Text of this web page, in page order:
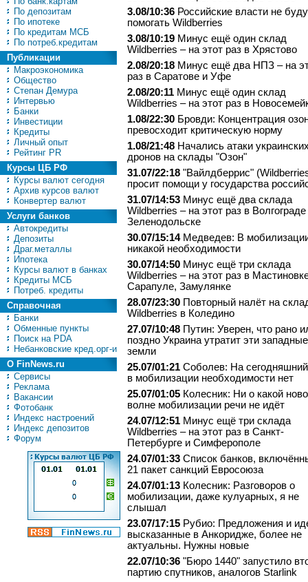
По депозитам
По ипотеке
По кредитам МСБ
По потреб.кредитам
Публикации
Макроэкономика
Общество
Степан Демура
Интервью
Банки
Инвестиции
Кредиты
Личный опыт
Рейтинг PR
Курсы ЦБ РФ
Курсы валют сегодня
Архив курсов валют
Конвертер валют
Услуги банков
Автокредиты
Депозиты
Драг.металлы
Ипотека
Курсы валют в банках
Кредиты МСБ
Потреб. кредиты
Справочная
Банки
Обменные пункты
Поиск на PDA
Небанковские кред.орг-и
О FinNews.ru
Сервисы
Реклама
Вакансии
Фотобанк
Индекс настроений
Индекс депозитов
Форум
3.08/10:36 Российские власти не
помогать Wildberries
3.08/10:19 Минус ещё один склад
Wildberries – на этот раз в Хрястово
2.08/20:18 Минус ещё два НПЗ – на
раз в Саратове и Уфе
2.08/20:11 Минус ещё один склад
Wildberries – на этот раз в
1.08/22:30 Бровди: Концентрация
превосходит критическую норму
1.08/21:48 Начались атаки
дронов на склады "Озон"
31.07/22:18 "Вайлдберрис"
просит помощи у государства
31.07/14:53 Минус ещё два склада
Wildberries – на этот раз в
Зеленодольске
30.07/15:14 Медведев: В
никакой необходимости
30.07/14:50 Минус ещё три склада
Wildberries – на этот раз в
Сарапуле, Замулянке
28.07/23:30 Повторный налёт на
Wildberries в Коледино
27.07/10:48 Путин: Уверен, что рано
поздно Украина утратит эти западные
земли
25.07/01:21 Соболев: На
в мобилизации необходимости нет
25.07/01:05 Колесник: Ни о какой
волне мобилизации речи не идёт
24.07/12:51 Минус ещё три склада
Wildberries – на этот раз в Санкт-
Петербурге и Симферополе
24.07/01:33 Список банков,
21 пакет санкций Евросоюза
24.07/01:13 Колесник: Разговоров о
мобилизации, даже кулуарных, я не
слышал
23.07/17:15 Рубио: Предложения и
высказанные в Анкоридже, более не
актуальны. Нужны новые
22.07/10:36 "Бю­ро 1440" за­пус­ти­ло
пар­тию спут­ни­ков, аналогов Starlink